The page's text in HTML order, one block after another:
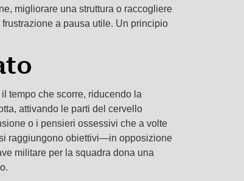
migliorare una struttura o raccogliere
a pausa utile. Un principio
tempo che scorre, riducendo la
attivando le parti del cervello
o i pensieri ossessivi che a volte
raggiungono obiettivi—in opposizione
militare per la squadra dona una